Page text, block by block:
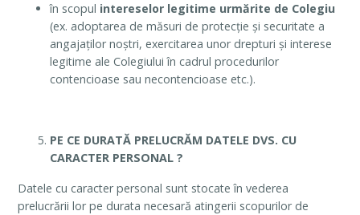
în scopul intereselor legitime urmărite de Colegiu
(ex. adoptarea de măsuri de protecție și securitate a
angajaților noștri, exercitarea unor drepturi și interese
legitime ale Colegiului în cadrul procedurilor
contencioase sau necontencioase etc.).
PE CE DURATĂ PRELUCRĂM DATELE DVS. CU
CARACTER PERSONAL ?
Datele cu caracter personal sunt stocate în vederea
prelucrării lor pe durata necesară atingerii scopurilor de